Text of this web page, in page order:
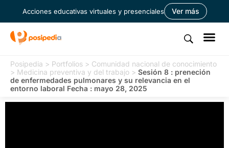
Acciones educativas virtuales y presenciales Ver más
Posipedia > Portfolios > Comunidad nacional de conocimiento
> Medicina preventiva y del trabajo > Sesión 8 : preneción
de enfermedades pulmonares y su relevancia en el
entorno laboral Fecha : mayo 28, 2025